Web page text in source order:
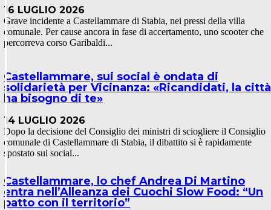
16 LUGLIO 2026
Grave incidente a Castellammare di Stabia, nei pressi della villa
comunale. Per cause ancora in fase di accertamento, uno scooter che
percorreva corso Garibaldi...
Castellammare, sui social è ondata di
solidarietà per Vicinanza: «Ricandidati, la città
ha bisogno di te»
14 LUGLIO 2026
Dopo la decisione del Consiglio dei ministri di sciogliere il Consiglio
comunale di Castellammare di Stabia, il dibattito si è rapidamente
spostato sui social...
Castellammare, lo chef Andrea Di Martino
entra nell’Alleanza dei Cuochi Slow Food: “Un
patto con il territorio”